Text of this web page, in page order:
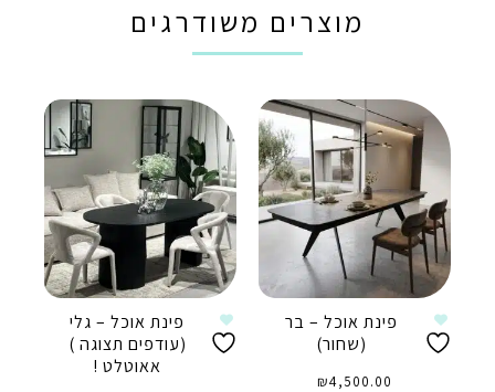
מוצרים משודרגים
פינת אוכל – בר
(שחור)
₪4,500.00
פינת אוכל – גלי
(עודפים תצוגה )
אאוטלט !